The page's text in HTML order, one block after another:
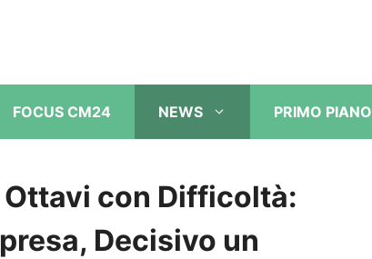
FOCUS CM24 NEWS PRIMO PIANO
con Difficoltà:
Decisivo un